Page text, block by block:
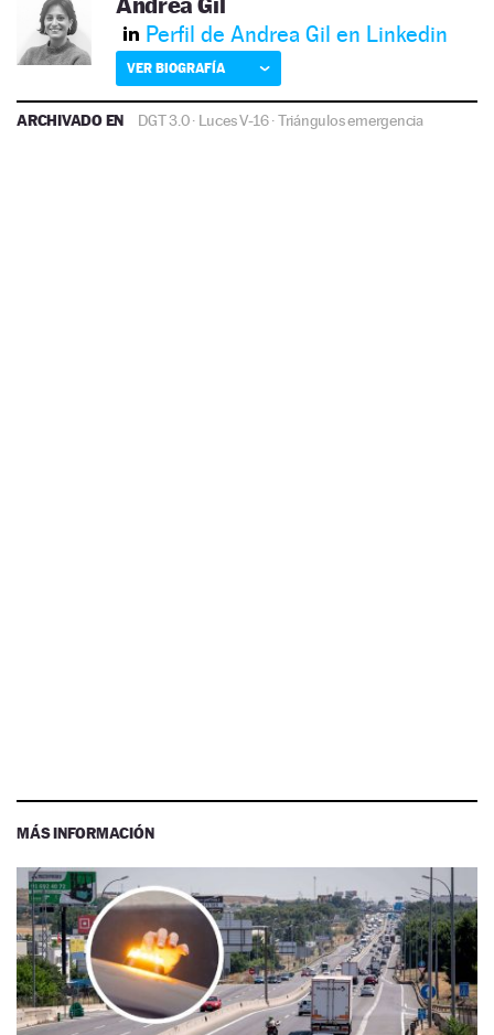
Perfil de Andrea Gil en Linkedin
VER BIOGRAFÍA
ARCHIVADO EN DGT 3.0· Luces V-16·Triángulos emergencia
MÁS INFORMACIÓN